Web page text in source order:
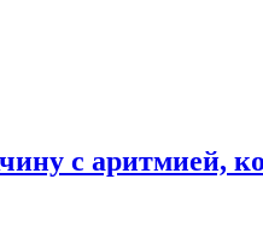
с аритмией,